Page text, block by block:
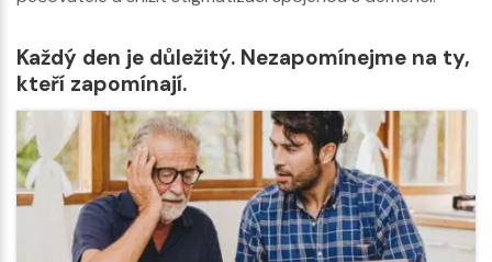
Každý den je důležitý. Nezapomínejme na ty,
kteří zapomínají.